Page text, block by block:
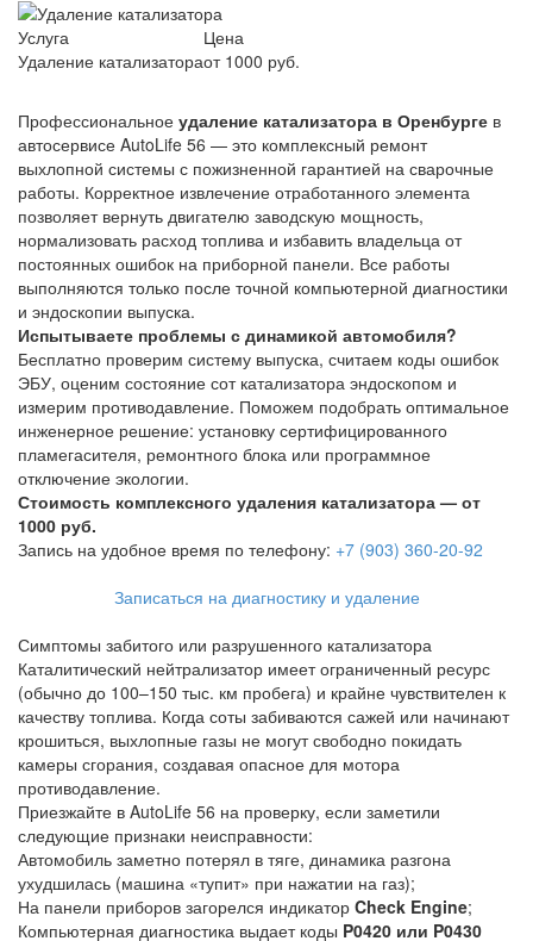
Услуга
Цена
Удаление катализатораот 1000 руб.
Профессиональное удаление катализатора в Оренбурге в
автосервисе AutoLife 56 — это комплексный ремонт
выхлопной системы с пожизненной гарантией на сварочные
работы. Корректное извлечение отработанного элемента
позволяет вернуть двигателю заводскую мощность,
нормализовать расход топлива и избавить владельца от
постоянных ошибок на приборной панели. Все работы
выполняются только после точной компьютерной диагностики
и эндоскопии выпуска.
Испытываете проблемы с динамикой автомобиля?
Бесплатно проверим систему выпуска, считаем коды ошибок
ЭБУ, оценим состояние сот катализатора эндоскопом и
измерим противодавление. Поможем подобрать оптимальное
инженерное решение: установку сертифицированного
пламегасителя, ремонтного блока или программное
отключение экологии.
Стоимость комплексного удаления катализатора — от
1000 руб.
Запись на удобное время по телефону: +7 (903) 360-20-92
Записаться на диагностику и удаление
Симптомы забитого или разрушенного катализатора
Каталитический нейтрализатор имеет ограниченный ресурс
(обычно до 100–150 тыс. км пробега) и крайне чувствителен к
качеству топлива. Когда соты забиваются сажей или начинают
крошиться, выхлопные газы не могут свободно покидать
камеры сгорания, создавая опасное для мотора
противодавление.
Приезжайте в AutoLife 56 на проверку, если заметили
следующие признаки неисправности:
Автомобиль заметно потерял в тяге, динамика разгона
ухудшилась (машина «тупит» при нажатии на газ);
На панели приборов загорелся индикатор Check Engine;
Компьютерная диагностика выдает коды P0420 или P0430